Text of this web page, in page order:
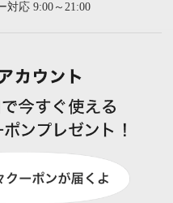
対応 9:00～21:00